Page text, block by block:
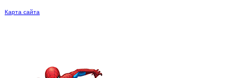
Карта сайта